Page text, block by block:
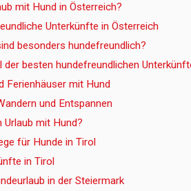
mit Hund in Österreich?
Unterkünfte in Österreich
besonders hundefreundlich?
besten hundefreundlichen
Ferienhäuser mit Hund
und Entspannen
mit Hund?
für Hunde in Tirol
in Tirol
in der Steiermark